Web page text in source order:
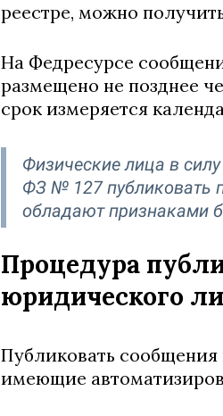
реестре, можно
На Федресурсе
размещено не позднее
срок измеряется
Физические лица в
ФЗ № 127 публиковать
обладают признаками
Процедура
юридического
Публиковать
имеющие